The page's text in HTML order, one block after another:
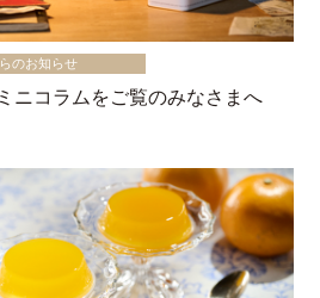
のお知らせ
ニコラムをご覧のみなさまへ